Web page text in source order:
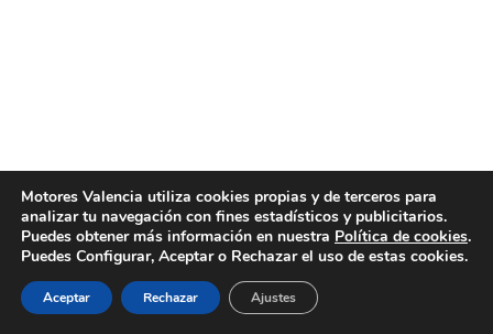
Motores Valencia utiliza cookies propias y de terceros para
analizar tu navegación con fines estadísticos y publicitarios.
Puedes obtener más información en nuestra Política de cookies.
Puedes Configurar, Aceptar o Rechazar el uso de estas cookies.
Aceptar Rechazar Ajustes